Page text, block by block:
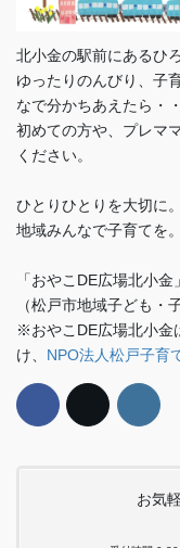
北小金の駅前にあるひ
ゆったりのんびり、子
なで分かちあえたら・
初めての方や、プレマ
ください。
ひとりひとりを大切に。
地域みんなで子育てを。
「おやこDE広場北小
（松戸市地域子ども・
※おやこDE広場北小金
け、 NPO法人松戸子育
お気